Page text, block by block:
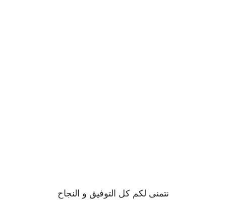
نتمنى لكم كل التوفيق و النجاح